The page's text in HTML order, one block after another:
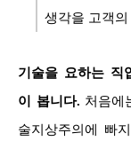
생각을 고객
기술을 요하는 직
이 봅니다. 처음에
술지상주의에 빠